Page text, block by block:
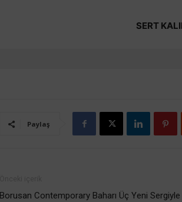
SERT
Paylaş
Borusan Contemporary Baharı Üç Yeni Sergiyle